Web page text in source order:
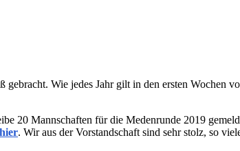
Wie jedes Jahr gilt in den ersten Wochen
20 Mannschaften für die Medenrunde 2019
hier. Wir aus der Vorstandschaft sind sehr stolz, so